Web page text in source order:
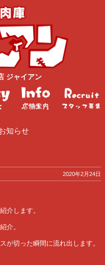
ジャイアン
知らせ
2020年2月24日
介します。
介。
が切った瞬間に流れ出します。